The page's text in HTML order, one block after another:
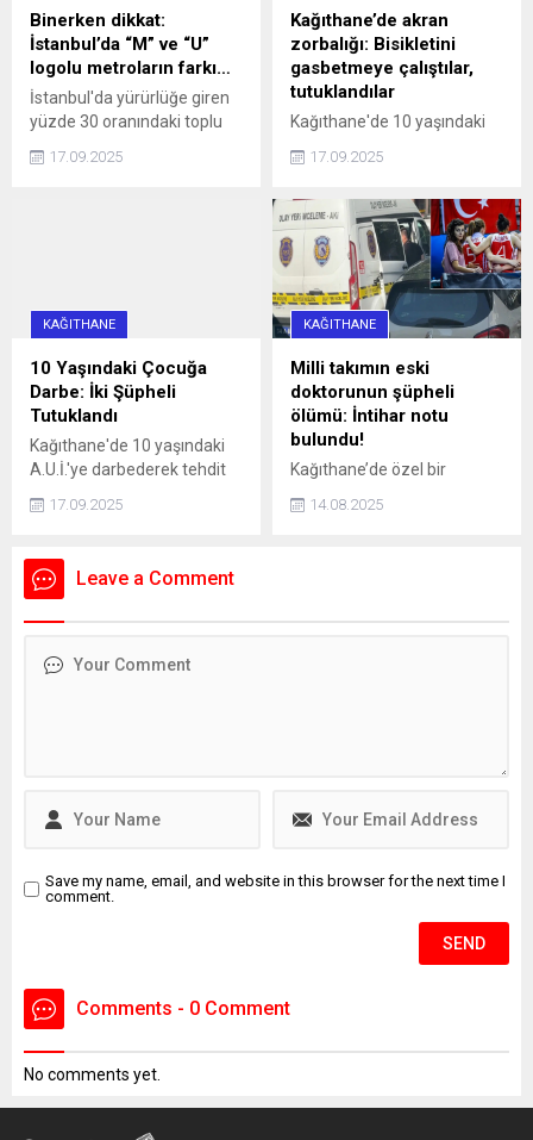
ulaşmaya ...
Binerken dikkat:
İstanbul’da “M” ve “U”
logolu metroların farkı…
İstanbul'da yürürlüğe giren
yüzde 30 oranındaki toplu
metrolar ve Marmaray'da
17.09.2025
Kağıthane’de akran
zorbalığı: Bisikletini
gasbetmeye çalıştılar,
tutuklandılar
Kağıthane'de 10 yaşındaki
gasbetmeye çalışan 16 ve
darbettikleri gerekçesiyle
tutuklandı.
17.09.2025
KAĞITHANE
10 Yaşındaki Çocuğa
Darbe: İki Şüpheli
Tutuklandı
Kağıthane'de 10 yaşındaki
A.U.İ.'ye darbederek tehdit
eden ve kaçmaya çalışırken
bir aracın çarpmasına neden
yaşındaki E.S. gözaltına
alındı. Şüpheliler, adliyeye
17.09.2025
KAĞITHANE
Milli takımın eski
doktorunun şüpheli
ölümü: İntihar notu
bulundu!
Kağıthane’de özel bir
hastanede Acil Tıp Uzmanı
olarak görev yapan doktor
intiharımı erteledim" yazılı
14.08.2025
Leave a Comment
Save my name, email, and website in this browser for the next time I
comment.
Comments - 0 Comment
No comments yet.